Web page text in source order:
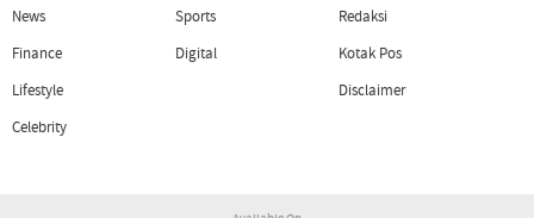
News
Finance
Lifestyle
Celebrity
Sports
Digital
Redaksi
Kotak Pos
Disclaimer